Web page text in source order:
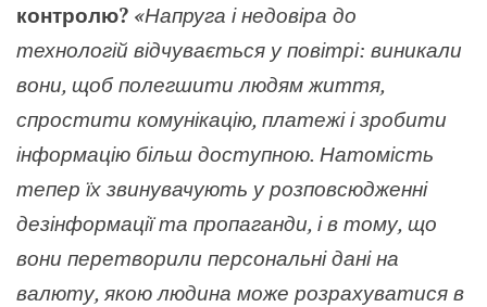
контролю? «Напруга і недовіра до
технологій відчувається у повітрі: виникали
вони, щоб полегшити людям життя,
спростити комунікацію, платежі і зробити
інформацію більш доступною. Натомість
тепер їх звинувачують у розповсюдженні
дезінформації та пропаганди, і в тому, що
вони перетворили персональні дані на
валюту, якою людина може розрахуватися в